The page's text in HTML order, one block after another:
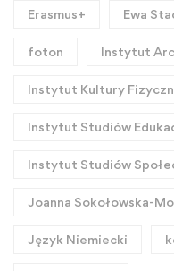
Erasmus+ Ewa
foton Instytut
Instytut Kultury
Instytut Studiów
Instytut Studiów
Joanna Sokołowska-
Język Niemiecki